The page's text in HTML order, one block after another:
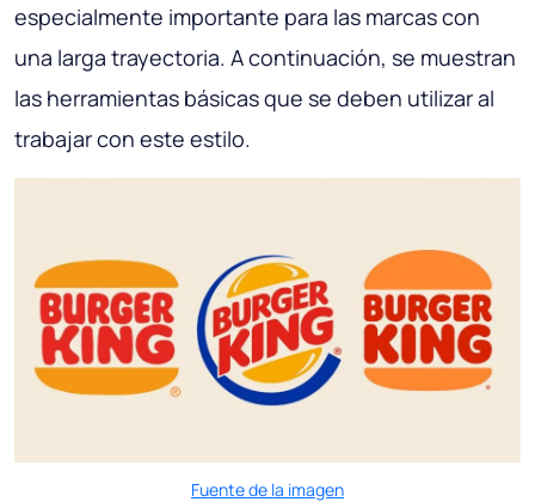
especialmente importante para las marcas con
una larga trayectoria. A continuación, se muestran
las herramientas básicas que se deben utilizar al
trabajar con este estilo.
Fuente de la imagen